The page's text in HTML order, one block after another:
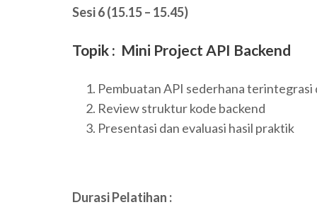
Sesi 6 (15.15 – 15.45)
Topik : Mini Project API Backend
Pembuatan API sederhana terintegrasi
Review struktur kode backend
Presentasi dan evaluasi hasil praktik
Durasi Pelatihan :